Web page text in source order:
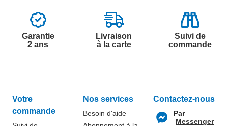
Garantie
2 ans
Livraison
à la carte
Suivi de
commande
Votre
commande
Nos services
Besoin d'aide
Contactez-nous
Par
Messenger